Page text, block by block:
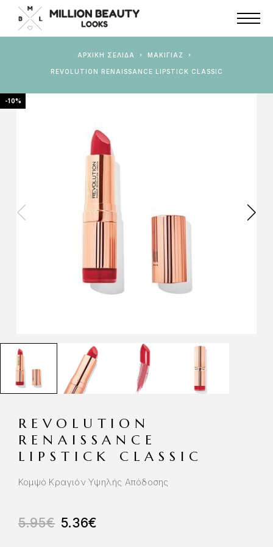
ΑΡΧΙΚΉ ΣΕΛΊΔΑ ΜΑΚΙΓΙΑΖ
REVOLUTION RENAISSANCE LIPSTICK CLASSIC
-10%
REVOLUTION
RENAISSANCE
LIPSTICK CLASSIC
Κομψό Κραγιόν Υψηλής Απόδοσης
5.95€ 5.36€